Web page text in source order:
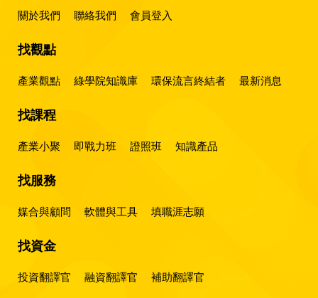
關於我們 聯絡我們 會員登入
找觀點
產業觀點 綠學院知識庫 環保流言終結者 最新消息
找課程
產業小聚 即戰力班 證照班 知識產品
找服務
媒合與顧問 軟體與工具 填職涯志願
找資金
投資翻譯官 融資翻譯官 補助翻譯官